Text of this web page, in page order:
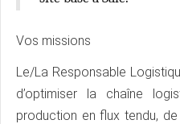
Vos missions
Le/La Responsable
d’optimiser la chaîne
production en flux tendu,